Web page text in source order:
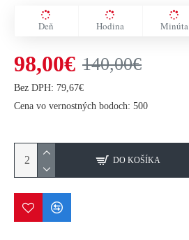
Deň Hodina Minúta
98,00€ 140,00€
Bez DPH: 79,67€
Cena vo vernostných bodoch: 500
DO KOŠÍKA